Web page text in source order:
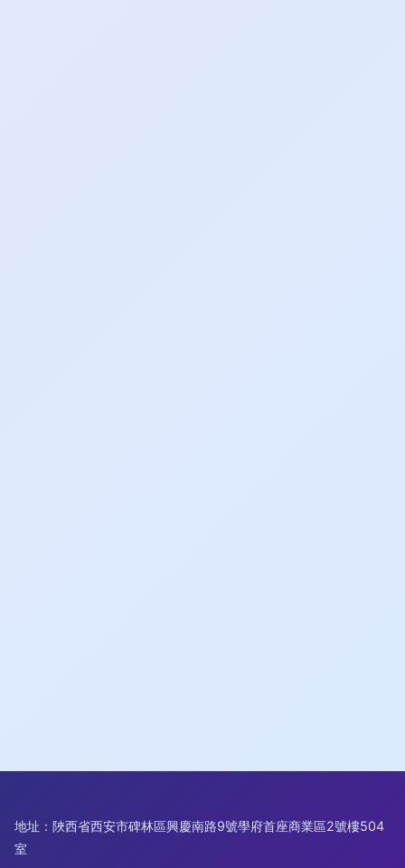
地址：陜西省西安市碑林區興慶南路9號學府首座商業區2號樓504
室